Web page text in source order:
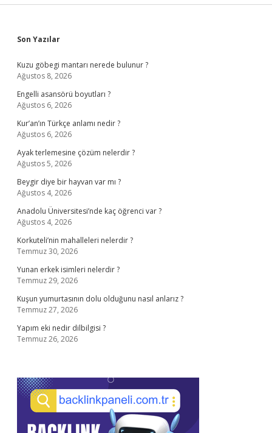
Sidebar
Son Yazılar
Kuzu göbegi mantarı nerede bulunur ?
Ağustos 8, 2026
Engelli asansörü boyutları ?
Ağustos 6, 2026
Kur’an’ın Türkçe anlamı nedir ?
Ağustos 6, 2026
Ayak terlemesine çözüm nelerdir ?
Ağustos 5, 2026
Beygir diye bir hayvan var mı ?
Ağustos 4, 2026
Anadolu Üniversitesi’nde kaç öğrenci var ?
Ağustos 4, 2026
Korkuteli’nin mahalleleri nelerdir ?
Temmuz 30, 2026
Yunan erkek isimleri nelerdir ?
Temmuz 29, 2026
Kuşun yumurtasının dolu olduğunu nasıl anlarız ?
Temmuz 27, 2026
Yapım eki nedir dilbilgisi ?
Temmuz 26, 2026